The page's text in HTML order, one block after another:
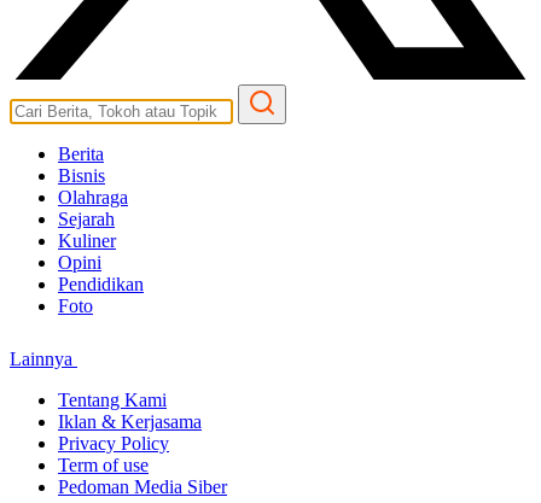
Berita
Bisnis
Olahraga
Sejarah
Kuliner
Opini
Pendidikan
Foto
Lainnya
Tentang Kami
Iklan & Kerjasama
Privacy Policy
Term of use
Pedoman Media Siber